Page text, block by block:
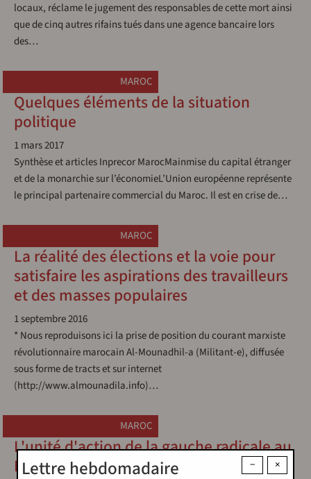
locaux, réclame le jugement des responsables de cette mort ainsi
que de cinq autres rifains tués dans une agence bancaire lors
des…
MAROC
Quelques éléments de la situation
politique
1 mars 2017
Synthèse et articles Inprecor MarocMainmise du capital étranger
et de la monarchie sur l’économieL’Union européenne représente
le principal partenaire commercial du Maroc. Il est en crise de…
MAROC
La réalité des élections et la voie pour
satisfaire les aspirations des travailleurs
et des masses populaires
1 septembre 2016
* Nous reproduisons ici la prise de position du courant marxiste
révolutionnaire marocain Al-Mounadhil-a (Militant-e), diffusée
sous forme de tracts et sur internet
(http://www.almounadila.info)…
MAROC
L'unité d'action de la gauche radicale au
Maroc, entre nécessité et réalité
×
−
Lettre hebdomadaire